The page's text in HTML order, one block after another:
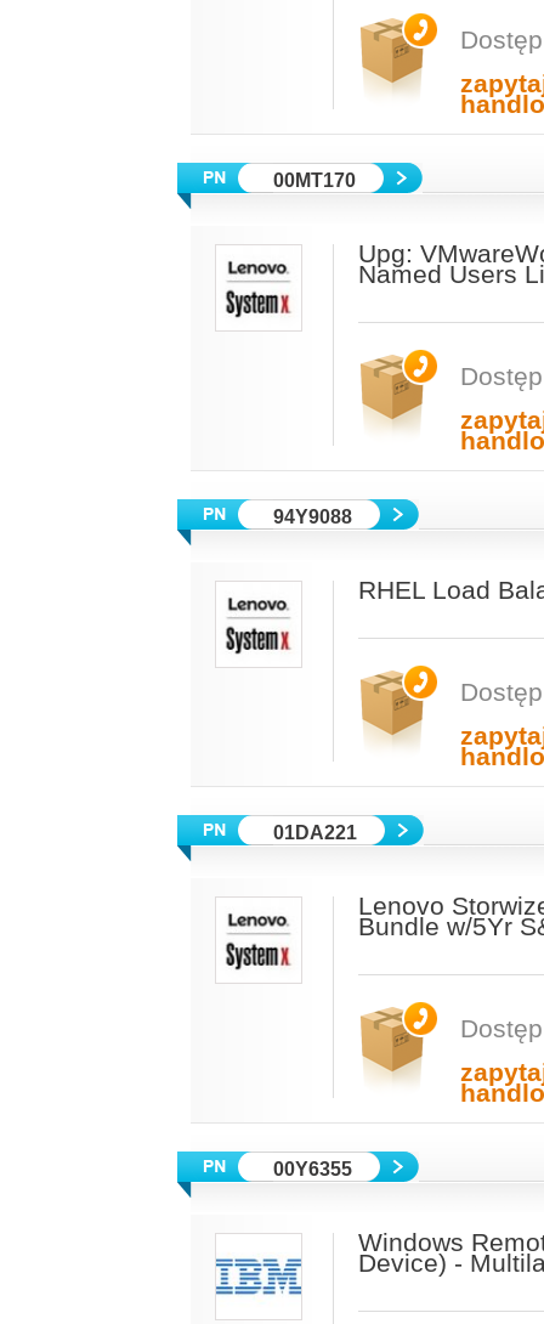
00MT170
Upg:
Named Users
94Y9088
RHEL Load
01DA221
Lenovo
Bundle w/5Yr
00Y6355
Windows
Device) -